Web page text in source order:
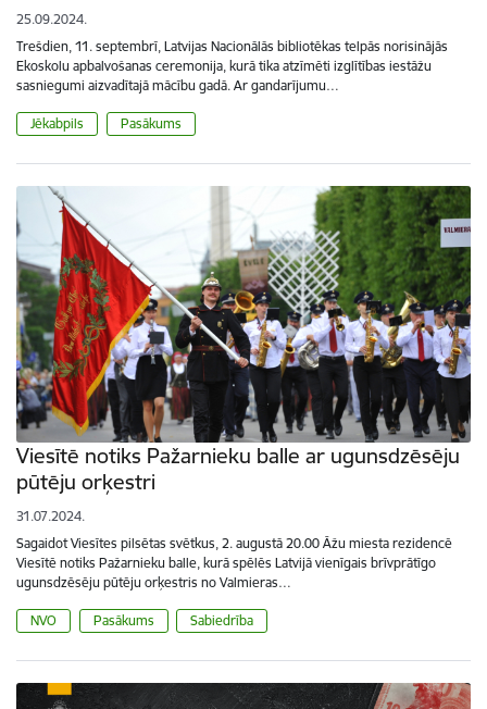
25.09.2024.
Trešdien, 11. septembrī, Latvijas Nacionālās bibliotēkas telpās norisinājās
Ekoskolu apbalvošanas ceremonija, kurā tika atzīmēti izglītības iestāžu
sasniegumi aizvadītajā mācību gadā. Ar gandarījumu…
Jēkabpils Pasākums
Viesītē notiks Pažarnieku balle ar ugunsdzēsēju
pūtēju orķestri
31.07.2024.
Sagaidot Viesītes pilsētas svētkus, 2. augustā 20.00 Āžu miesta rezidencē
Viesītē notiks Pažarnieku balle, kurā spēlēs Latvijā vienīgais brīvprātīgo
ugunsdzēsēju pūtēju orķestris no Valmieras…
NVO Pasākums Sabiedrība